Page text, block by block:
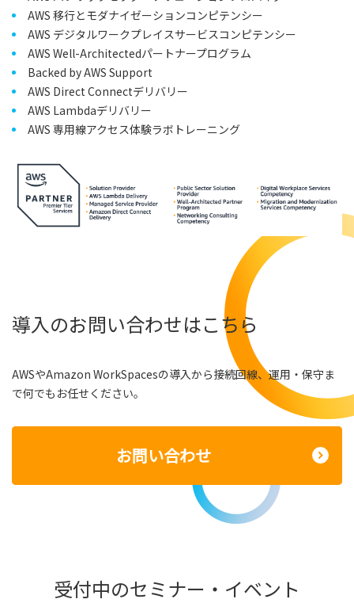
AWS 移行とモダナイゼーションコンピテンシー
AWS デジタルワークプレイスサービスコンピテンシー
AWS Well-Architectedパートナープログラム
Backed by AWS Support
AWS Direct Connectデリバリー
AWS Lambdaデリバリー
AWS 専用線アクセス体験ラボトレーニング
導入のお問い合わせはこちら
AWSやAmazon WorkSpacesの導入から接続回線、運用・保守ま
で何でもお任せください。
お問い合わせ
受付中のセミナー・イベント